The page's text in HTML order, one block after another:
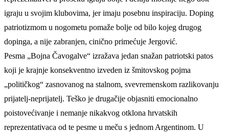
igraju u svojim klubovima, jer imaju posebnu inspiraciju. Doping
patriotizmom u nogometu pomaže bolje od bilo kojeg drugog
dopinga, a nije zabranjen, cinično primećuje Jergović.
Pesma „Bojna Čavogalve“ izražava jedan snažan patriotski patos
koji je krajnje konsekventno izveden iz šmitovskog pojma
„političkog“ zasnovanog na stalnom, svevremenskom razlikovanju
prijatelj-neprijatelj. Teško je drugačije objasniti emocionalno
poistovećivanje i nemanje nikakvog otklona hrvatskih
reprezentativaca od te pesme u meču s jednom Argentinom. U